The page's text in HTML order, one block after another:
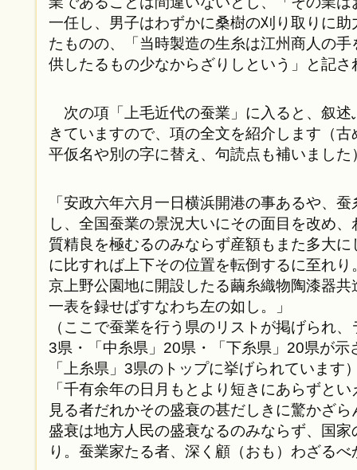
一任し、男子はわずかに桑樹の刈り取りに
たものの、「当時製造の生糸は江州商人の
供したるもの少なからざりしという」と記さ
次の項「上毛近代の蚕業」に入ると、叙述
きていますので、項の全文を紹介します（
平仮名や別の字に替え、句読点も補いました
「安政六年六月一日横浜開港の事あるや、
し、全国蚕業の景況大いにその面目を改め
質精良を極むるのみならず産額もまた多大
に比すれば上下その位置を転倒するに至れ
京上野公園地に開設したる繭糸織物陶漆器
一表を録せばすなわち左の如し。」
（ここで蚕業を行う県のリストが掲げられ
3県・「中糸県」20県・「下糸県」20県が示
「上糸県」3県のトップに挙げられています
「千有余年の日月もとより短きにあらずと
見る者だれかその盛衰の甚だしきに驚かざ
盛衰は地方人民の盛衰なるのみならず、国
り。蚕業家たる者、深く顧（おも）わざる